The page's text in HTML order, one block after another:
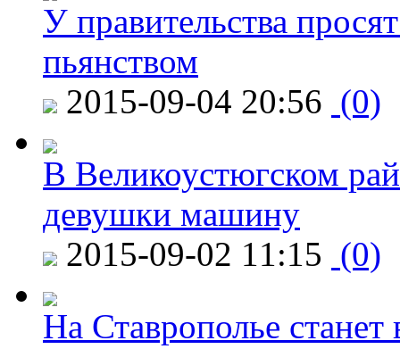
У правительства
пьянством
2015-09-04 20:56 (0)
В Великоустюгском
девушки машину
2015-09-02 11:15 (0)
На Ставрополье